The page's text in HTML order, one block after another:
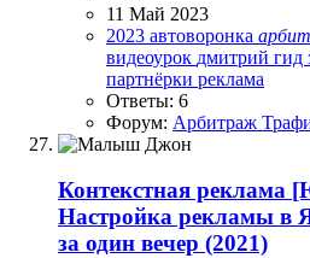
11 Май 2023
2023 автоворонка
видеоурок дмитрий гид
партнёрки реклама
Ответы: 6
Форум: Арбитраж
Контекстная реклама
Настройка рекламы в
за один вечер (2021)